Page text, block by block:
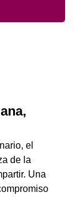
el
de la
Una